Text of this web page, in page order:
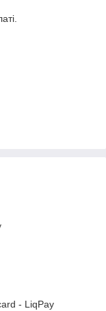
- LiqPay